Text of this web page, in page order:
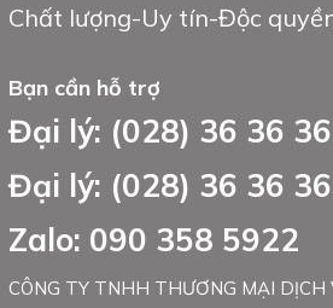
Chất lượng-Uy tín-Độc
Bạn cần hỗ trợ
Đại lý: (028) 36 36
Đại lý: (028) 36 36
Zalo: 090 358 5922
CÔNG TY TNHH THƯƠNG MẠI DỊCH